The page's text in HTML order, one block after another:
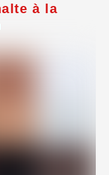
à la